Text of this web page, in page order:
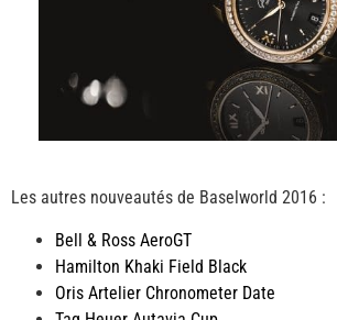
Les autres nouveautés de Baselworld 2016 :
Bell & Ross AeroGT
Hamilton Khaki Field Black
Oris Artelier Chronometer Date